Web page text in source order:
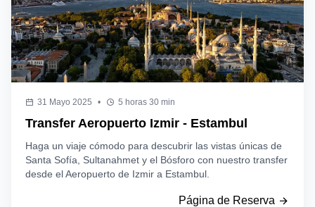
31 Mayo 2025 • 5 horas 30 min
Transfer Aeropuerto Izmir - Estambul
Haga un viaje cómodo para descubrir las vistas únicas de
Santa Sofía, Sultanahmet y el Bósforo con nuestro transfer
desde el Aeropuerto de Izmir a Estambul.
Página de Reserva